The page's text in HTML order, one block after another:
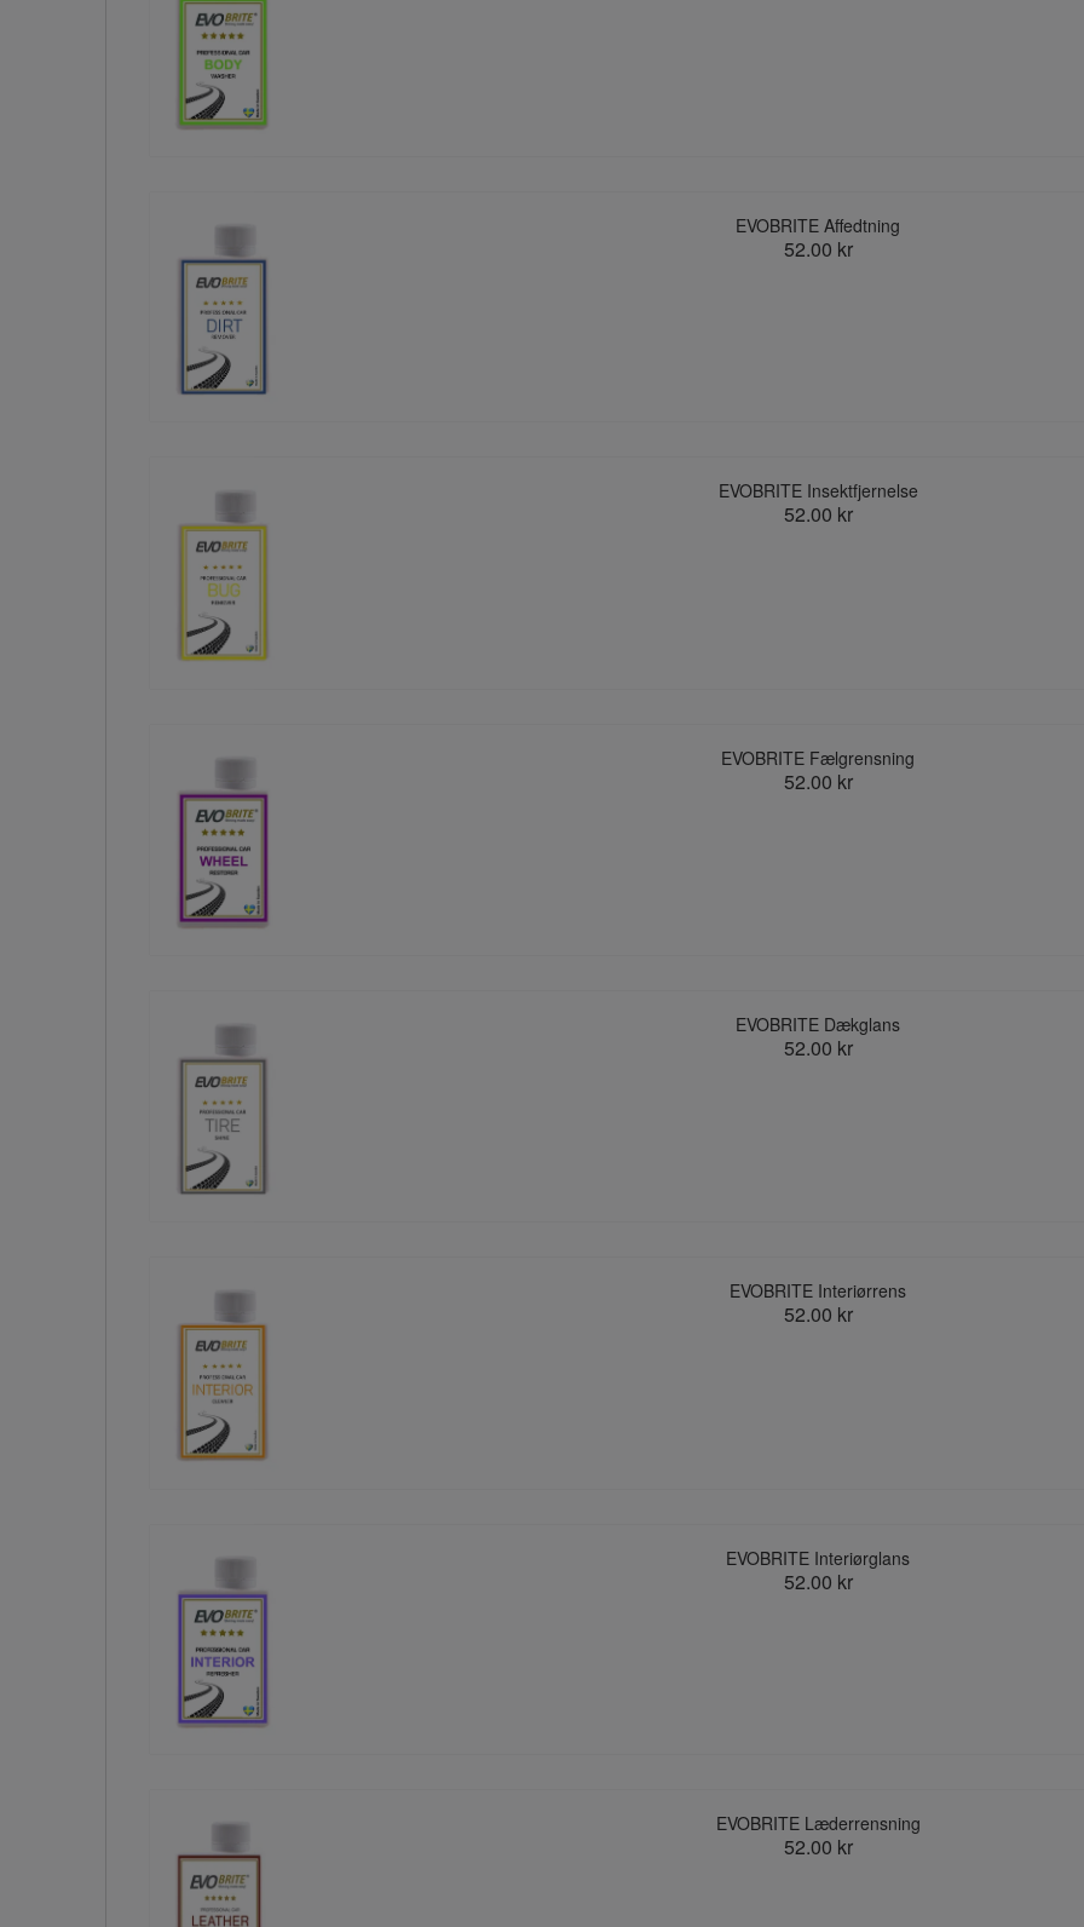
EVOBRITE Affedtning
52.00 kr
EVOBRITE Insektfjernelse
52.00 kr
EVOBRITE Fælgrensning
52.00 kr
EVOBRITE Dækglans
52.00 kr
EVOBRITE Interiørrens
52.00 kr
EVOBRITE Interiørglans
52.00 kr
EVOBRITE Læderrensning
52.00 kr